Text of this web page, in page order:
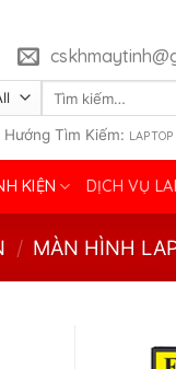
Tìm
Hướng Tìm Kiếm:
KIỆN DỊCH VỤ
/ MÀN HÌNH